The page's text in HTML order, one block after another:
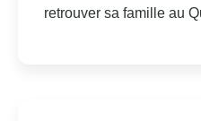
retrouver sa famille au